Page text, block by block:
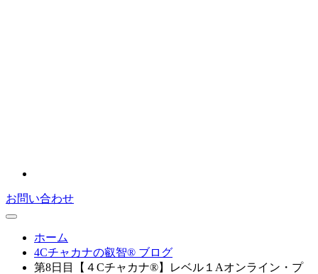
お問い合わせ
ホーム
4Cチャカナの叡智® ブログ
第8日目【４Cチャカナ®】レベル１Aオンライン・プ